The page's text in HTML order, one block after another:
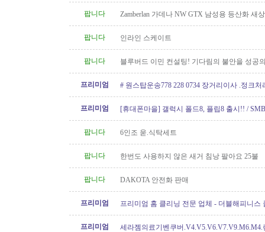
팝니다 Zamberlan 가데나 NW GTX 남성용 등산화 새
팝니다 인라인 스케이트
팝니다 블루버드 이민 컨설팅! 기다림의 불안을 성공
프리미엄 # 원스탑운송778 228 0734 장거리이사 .정크처
프리미엄
[휴대폰마을] 갤럭시 폴드8, 플립8 출시!! /
팝니다
6인조 욷.식탁세트
팝니다 한번도 사용하지 않은 새거 침낭 팔아요 25불
팝니다 DAKOTA 안전화 판매
프리미엄 프리미엄 홈 클리닝 전문 업체 - 더블해피니스
프리미엄
세라젬의료기벤쿠버.V4.V5.V6.V7.V9.M6.M4.